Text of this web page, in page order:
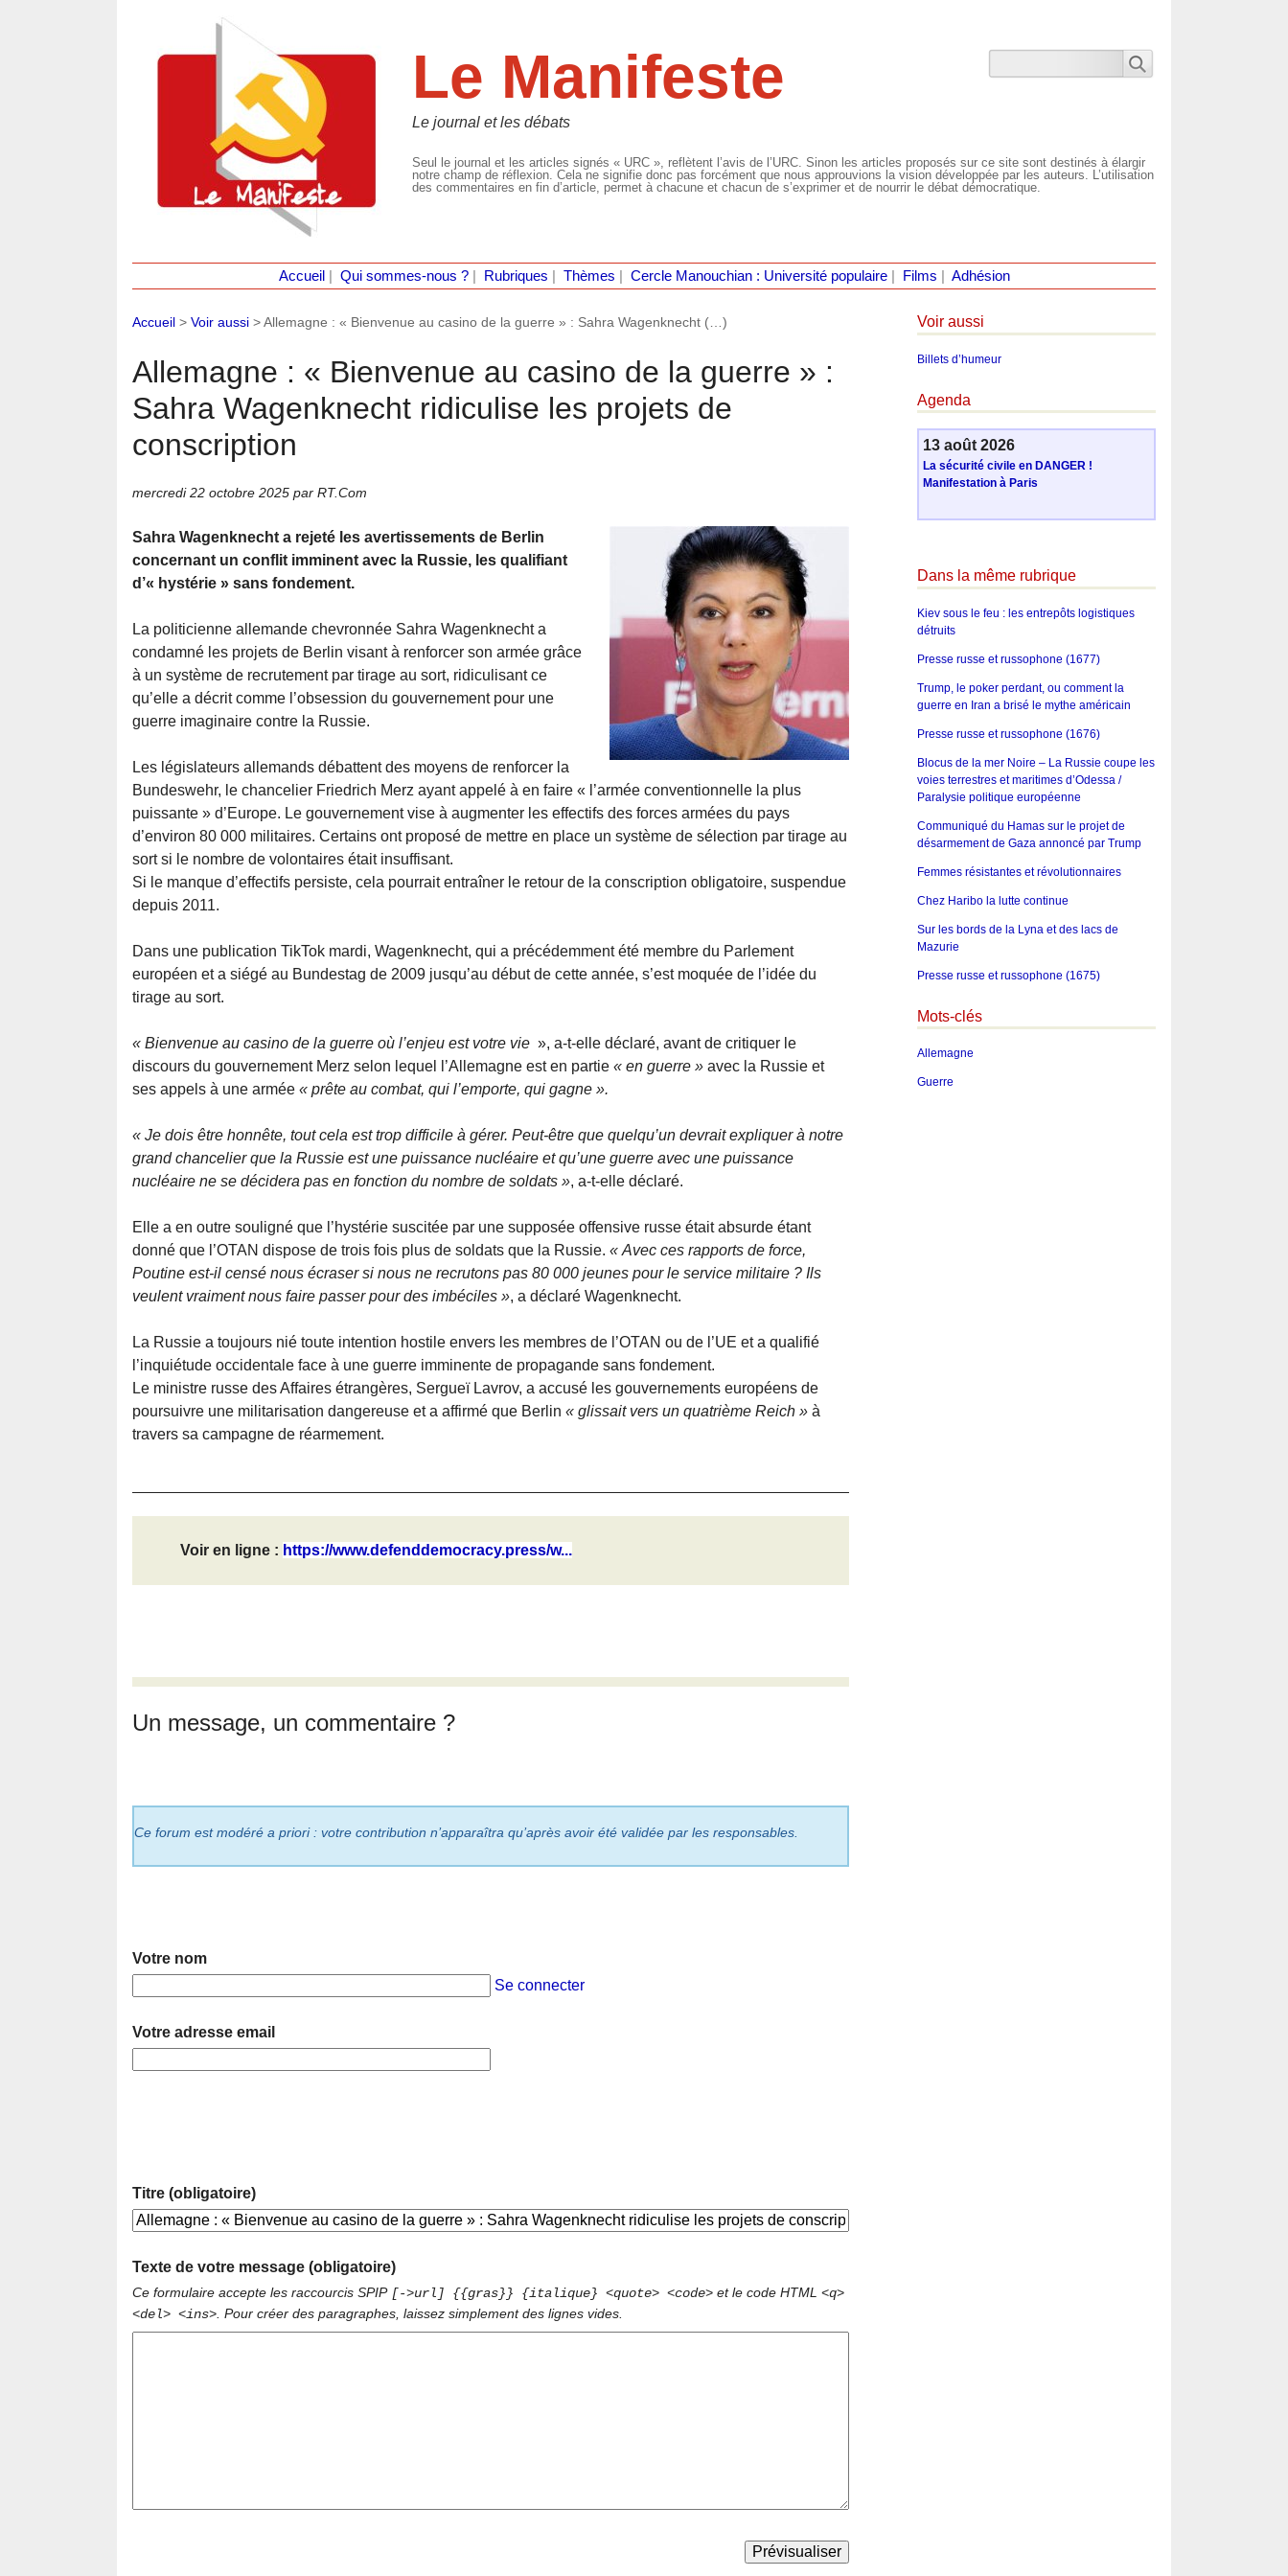
Le Manifeste
Le journal et les débats
Seul le journal et les articles signés « URC », reflètent l’avis de l’URC. Sinon les articles proposés sur ce site sont destinés à élargir
notre champ de réflexion. Cela ne signifie donc pas forcément que nous approuvions la vision développée par les auteurs. L’utilisation
des commentaires en fin d’article, permet à chacune et chacun de s’exprimer et de nourrir le débat démocratique.
Accueil Qui sommes-nous ?| Rubriques Thèmes Cercle Manouchian : Université populaire| Films Adhésion
Accueil > Voir aussi >Allemagne : « Bienvenue au casino de la guerre » : Sahra Wagenknecht (…)
Allemagne : « Bienvenue au casino de la guerre » :
Sahra Wagenknecht ridiculise les projets de
conscription
mercredi 22 octobre 2025 par RT.Com
Sahra Wagenknecht a rejeté les avertissements de Berlin
concernant un conflit imminent avec la Russie, les qualifiant
d’« hystérie » sans fondement.
La politicienne allemande chevronnée Sahra Wagenknecht a
condamné les projets de Berlin visant à renforcer son armée grâce
à un système de recrutement par tirage au sort, ridiculisant ce
qu’elle a décrit comme l’obsession du gouvernement pour une
guerre imaginaire contre la Russie.
Les législateurs allemands débattent des moyens de renforcer la
Bundeswehr, le chancelier Friedrich Merz ayant appelé à en faire « l’armée conventionnelle la plus
puissante » d’Europe. Le gouvernement vise à augmenter les effectifs des forces armées du pays
d’environ 80 000 militaires. Certains ont proposé de mettre en place un système de sélection par tirage au
sort si le nombre de volontaires était insuffisant.
Si le manque d’effectifs persiste, cela pourrait entraîner le retour de la conscription obligatoire, suspendue
depuis 2011.
Dans une publication TikTok mardi, Wagenknecht, qui a précédemment été membre du Parlement
européen et a siégé au Bundestag de 2009 jusqu’au début de cette année, s’est moquée de l’idée du
tirage au sort.
« Bienvenue au casino de la guerre où l’enjeu est votre vie », a-t-elle déclaré, avant de critiquer le
discours du gouvernement Merz selon lequel l’Allemagne est en partie « en guerre » avec la Russie et
ses appels à une armée « prête au combat, qui l’emporte, qui gagne ».
« Je dois être honnête, tout cela est trop difficile à gérer. Peut-être que quelqu’un devrait expliquer à notre
grand chancelier que la Russie est une puissance nucléaire et qu’une guerre avec une puissance
nucléaire ne se décidera pas en fonction du nombre de soldats », a-t-elle déclaré.
Elle a en outre souligné que l’hystérie suscitée par une supposée offensive russe était absurde étant
donné que l’OTAN dispose de trois fois plus de soldats que la Russie. « Avec ces rapports de force,
Poutine est-il censé nous écraser si nous ne recrutons pas 80 000 jeunes pour le service militaire ? Ils
veulent vraiment nous faire passer pour des imbéciles », a déclaré Wagenknecht.
La Russie a toujours nié toute intention hostile envers les membres de l’OTAN ou de l’UE et a qualifié
l’inquiétude occidentale face à une guerre imminente de propagande sans fondement.
Le ministre russe des Affaires étrangères, Sergueï Lavrov, a accusé les gouvernements européens de
poursuivre une militarisation dangereuse et a affirmé que Berlin « glissait vers un quatrième Reich » à
travers sa campagne de réarmement.
Voir en ligne : https://www.defenddemocracy.press/w...
Un message, un commentaire ?
Ce forum est modéré a priori : votre contribution n’apparaîtra qu’après avoir été validée par les responsables.
Votre nom
Se connecter
Votre adresse email
Titre (obligatoire)
Texte de votre message (obligatoire)
Ce formulaire accepte les raccourcis SPIP [->url] {{gras}} {italique} <quote> <code> et le code HTML <q>
<del> <ins> . Pour créer des paragraphes, laissez simplement des lignes vides.
Voir aussi
Billets d’humeur
Agenda
13 août 2026
La sécurité civile en DANGER !
Manifestation à Paris
Dans la même rubrique
Kiev sous le feu : les entrepôts logistiques
détruits
Presse russe et russophone (1677)
Trump, le poker perdant, ou comment la
guerre en Iran a brisé le mythe américain
Presse russe et russophone (1676)
Blocus de la mer Noire – La Russie coupe les
voies terrestres et maritimes d’Odessa /
Paralysie politique européenne
Communiqué du Hamas sur le projet de
désarmement de Gaza annoncé par Trump
Femmes résistantes et révolutionnaires
Chez Haribo la lutte continue
Sur les bords de la Lyna et des lacs de
Mazurie
Presse russe et russophone (1675)
Mots-clés
Allemagne
Guerre